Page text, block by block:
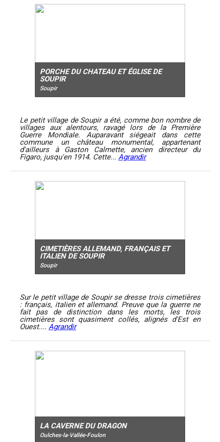
PORCHE DU CHATEAU ET ÉGLISE DE
SOUPIR
Soupir
Le petit village de Soupir a été, comme bon nombre de
villages aux alentours, ravagé lors de la Première
Guerre Mondiale. Auparavant siégeait dans cette
commune un château monumental, appartenant
d'ailleurs à Gaston Calmette, ancien directeur du
Figaro, jusqu'en 1914. Cette... Agrandir
CIMETIÈRES ALLEMAND, FRANÇAIS ET
ITALIEN DE SOUPIR
Soupir
Sur le petit village de Soupir se dresse trois cimetières
: français, italien et allemand. Preuve que la guerre ne
fait pas de distinction dans les morts, les trois
cimetières sont quasiment collés, alignés d'Est en
Ouest.... Agrandir
LA CAVERNE DU DRAGON
Oulches-la-Vallée-Foulon